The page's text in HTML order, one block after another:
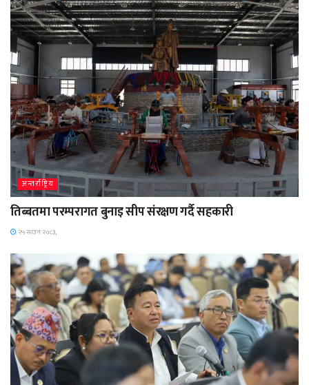
अन्तर्राष्ट्रिय
तिब्बतमा परम्परागत बुनाइ सीप संरक्षण गर्दै सहकारी
२५ साउन २०८३,